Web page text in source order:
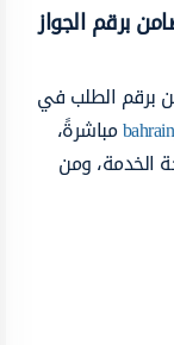
برقم الجواز
برقم الطلب في
مباشرةً،
الخدمة، ومن